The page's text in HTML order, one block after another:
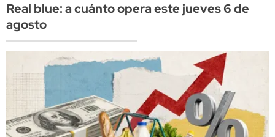
Real blue: a cuánto opera este jueves 6 de
agosto